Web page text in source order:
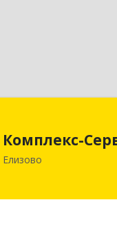
Комплекс-
Елизово
684000,
р-н, Елизово г,